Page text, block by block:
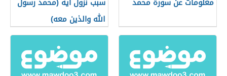
الله والذين معه)